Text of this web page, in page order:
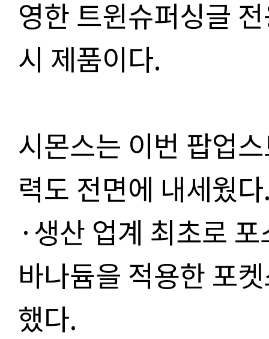
영한 트윈슈퍼싱글
시 제품이다.
시몬스는 이번 팝업
력도 전면에 내세웠
·생산 업계 최초로
바나듐을 적용한 포
했다.